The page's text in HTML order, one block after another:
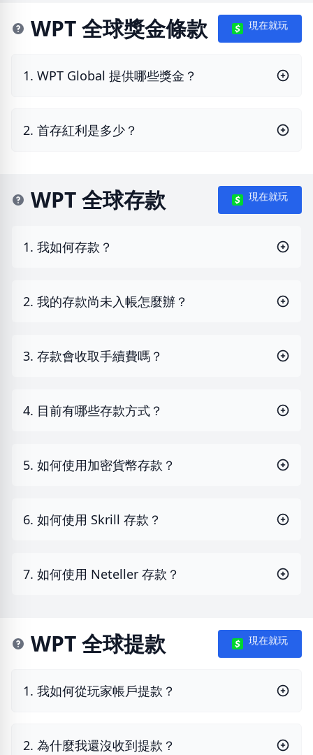
WPT 全球獎金條款 現在就玩
1. WPT Global 提供哪些獎金？
2. 首存紅利是多少？
WPT 全球存款 現在就玩
1. 我如何存款？
2. 我的存款尚未入帳怎麼辦？
3. 存款會收取手續費嗎？
4. 目前有哪些存款方式？
5. 如何使用加密貨幣存款？
6. 如何使用 Skrill 存款？
7. 如何使用 Neteller 存款？
WPT 全球提款 現在就玩
1. 我如何從玩家帳戶提款？
2. 為什麼我還沒收到提款？